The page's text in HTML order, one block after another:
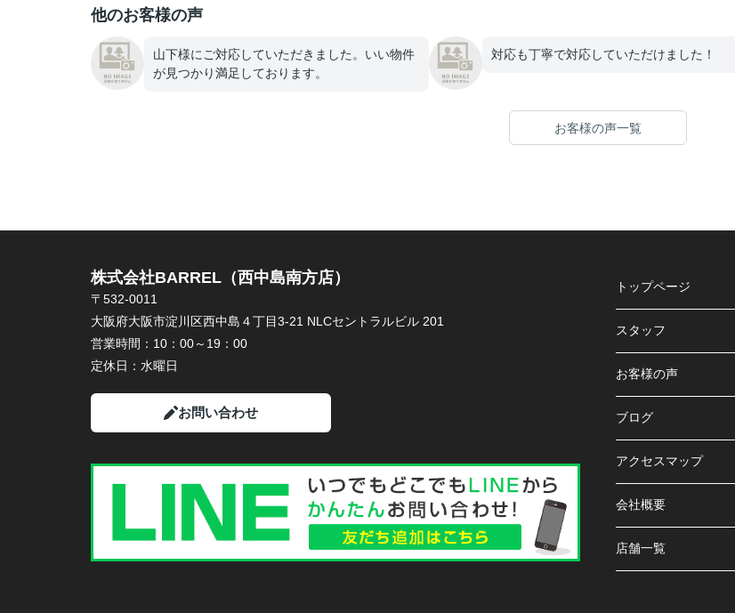
他のお客様の声
山下様にご対応していただきました。いい物件
が見つかり満足しております。
対応も丁寧で対応していただけました！
お客様の声一覧
株式会社BARREL（西中島南方店）
〒532-0011
大阪府大阪市淀川区西中島４丁目3-21 NLCセントラルビル 201
営業時間： 10：00～19：00
定休日： 水曜日
お問い合わせ
トップページ
スタッフ
お客様の声
ブログ
アクセスマップ
会社概要
店舗一覧